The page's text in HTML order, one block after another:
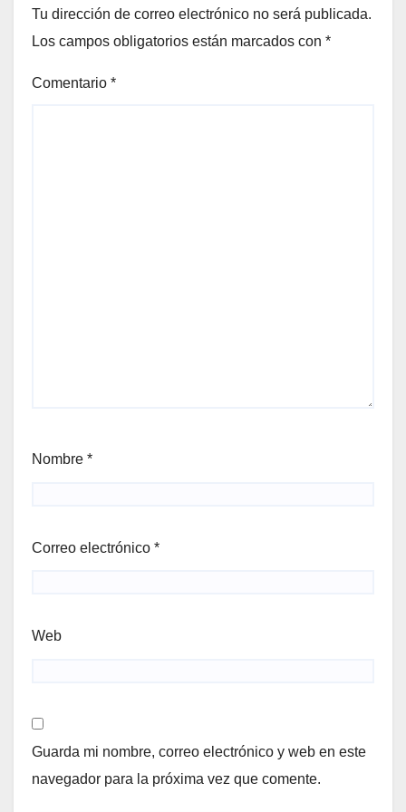
Tu dirección de correo electrónico no será publicada.
Los campos obligatorios están marcados con *
Comentario *
Nombre *
Correo electrónico *
Web
Guarda mi nombre, correo electrónico y web en este
navegador para la próxima vez que comente.